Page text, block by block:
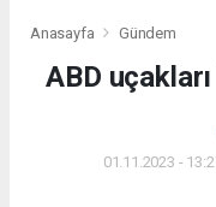
Anasayfa Gündem
ABD
01.11.2023 -